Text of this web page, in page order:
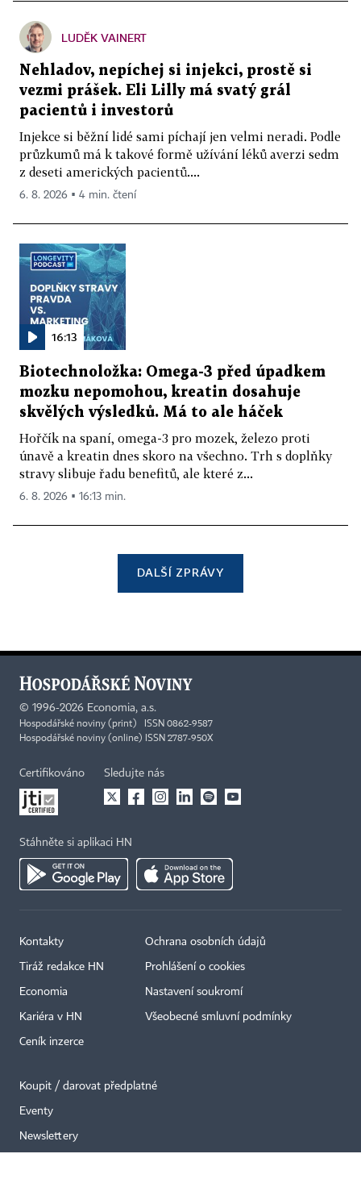
LUDĚK VAINERT
Nehladov, nepíchej si injekci, prostě si
vezmi prášek. Eli Lilly má svatý grál
pacientů i investorů
Injekce si běžní lidé sami píchají jen velmi neradi. Podle
průzkumů má k takové formě užívání léků averzi sedm
z deseti amerických pacientů....
6. 8. 2026 ▪ 4 min. čtení
16:13
Biotechnoložka: Omega-3 před úpadkem
mozku nepomohou, kreatin dosahuje
skvělých výsledků. Má to ale háček
Hořčík na spaní, omega-3 pro mozek, železo proti
únavě a kreatin dnes skoro na všechno. Trh s doplňky
stravy slibuje řadu benefitů, ale které z...
6. 8. 2026 ▪ 16:13 min.
DALŠÍ ZPRÁVY
© 1996-2026 Economia, a.s.
Hospodářské noviny (print) ISSN 0862-9587
Hospodářské noviny (online) ISSN 2787-950X
Certifikováno Sledujte nás
Stáhněte si aplikaci HN
Kontakty
Tiráž redakce HN
Economia
Kariéra v HN
Ceník inzerce
Ochrana osobních údajů
Prohlášení o cookies
Nastavení soukromí
Všeobecné smluvní podmínky
Koupit / darovat předplatné
Eventy
Newslettery